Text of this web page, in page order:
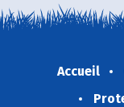
Accueil